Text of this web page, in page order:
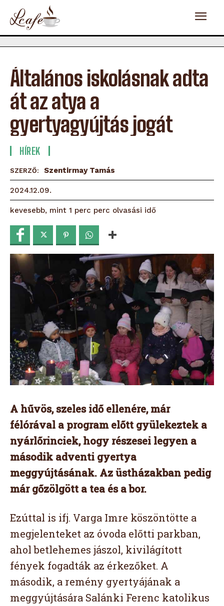
Általános iskolásnak adta
át az atya a
gyertyagyújtás jogát
HÍREK
SZERZŐ: Szentirmay Tamás
2024.12.09.
kevesebb, mint 1 perc perc olvasási idő
A hűvös, szeles idő ellenére, már
félórával a program előtt gyülekeztek a
nyárlőrinciek, hogy részesei legyen a
második adventi gyertya
meggyújtásának. Az üstházakban pedig
már gőzölgött a tea és a bor.
Ezúttal is ifj. Varga Imre köszöntötte a
megjelenteket az óvoda előtti parkban,
ahol betlehemes jászol, kivilágított
fények fogadták az érkezőket. A
második, a remény gyertyájának a
meggyújtására Salánki Ferenc katolikus